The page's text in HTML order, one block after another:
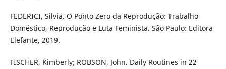
FEDERICI, Silvia. O Ponto Zero da Reprodução: Trabalho
Doméstico, Reprodução e Luta Feminista. São Paulo: Editora
Elefante, 2019.
FISCHER, Kimberly; ROBSON, John. Daily Routines in 22